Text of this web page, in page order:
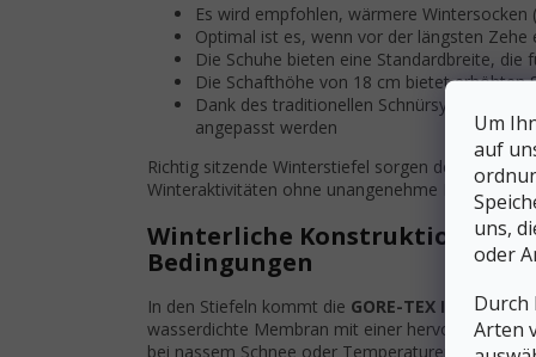
Um
auf
uns,
oder
Durch
Arten
Es wird empfohlen, wärmere Wintersocken
Optimal ist es, wenn vor der längsten Zehe
Die Schuhe bieten eine Standardbreite,
Die Schafthöhe von 18 cm bietet erhöhten
Dank des traditionellen Schnürsystems
angepasst werden
Richtig sitzende Winterstiefel sorgen den
Winteraktivitäten ohne unangenehme Kälte oder
Winterliche Konstruktion und
Bedingungen
In den Stiefeln kommt die GORE-TEX Insulated
wasserdichte Membran mit einer
bei nassem Schnee oder Temperaturen bis -20